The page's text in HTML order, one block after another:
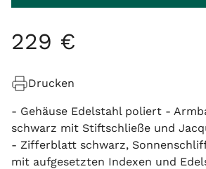
229 €
Drucken
- Gehäuse Edelstahl poliert -
schwarz mit Stiftschließe und
- Zifferblatt schwarz,
mit aufgesetzten Indexen und